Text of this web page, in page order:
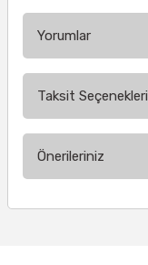
Yorumlar
Taksit Seçenekleri
Önerileriniz